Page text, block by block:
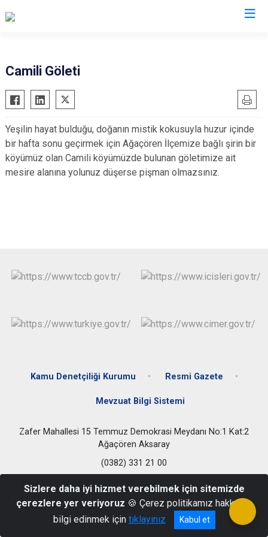
Ağaçören
Eskil
Gülağaç
Güzelyurt
Ortaköy
Camili Göleti
Yeşilin hayat bulduğu, doğanın mistik kokusuyla huzur içinde
bir hafta sonu geçirmek için Ağaçören İlçemize bağlı şirin bir
köyümüz olan Camili köyümüzde bulunan göletimize ait
mesire alanına yolunuz düşerse pişman olmazsınız.
Kamu Denetçiliği Kurumu Resmi Gazete
Mevzuat Bilgi Sistemi
Zafer Mahallesi 15 Temmuz Demokrasi Meydanı No:1 Kat:2
Ağaçören Aksaray
(0382) 331 21 00
Sizlere daha iyi hizmet verebilmek için sitemizde
çerezlere yer veriyoruz 🍪 Çerez politikamız hakkında
bilgi edinmek için tıklayınız Kabul et